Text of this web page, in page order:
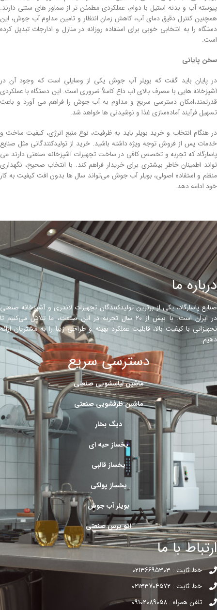
پیوسته آب و بدنه استیل با دوام، عملکردی مطمئن تر از سماور های سنتی دارند.
همچنین کنترل دقیق دمای آب، کاهش زمان انتظار و تامین مداوم آب جوش، این
دستگاه را به انتخابی خوبی برای استفاده روزانه در منازل و ادارجات تبدیل کرده
است.
سخن ‌پایانی
در پایان باید گفت که بویلر آب جوش یکی از وسایلی است که وجود آن در
آشپزخانه‌ هایی با مصرف بالای آب داغ کاملاً ضروری است. این دستگاه با عملکردی
قدرتمند،امکان دسترسی سریع و مداوم به آب جوش را فراهم می آورد و باعث
تسهیل فرآیند آماده‌سازی غذا و نوشیدنی ها خواهد شد.
در هنگام انتخاب و خرید بویلر باید به ظرفیت، نوع منبع انرژی، کیفیت ساخت و
خدمات پس از فروش توجه ویژه‌ داشته باشید. خرید از تولیدکنندگانی مثل صنایع
پاسارگاد که تجربه و تخصص کافی در ساخت تجهیزات آشپزخانه صنعتی دارند می‌
تواند اطمینان خاطر بیشتری برای خریدار فراهم کند. با انتخاب صحیح، نگهداری
منظم و استفاده اصولی، بویلر آب جوش می‌تواند سال‌ ها بدون افت کیفیت به کار
خود ادامه دهد.
درباره ما
صنایع پاسارگاد، یکی از برترین تولیدکنندگان تجهیزات لاندری و آشپزخانه صنعتی
در ایران است. با بیش از ۲۰ سال تجربه در این صنعت، ما تلاش می‌کنیم تا
تجهیزاتی با کیفیت بالا، قابلیت عملکرد بهینه و طراحی زیبا را به مشتریان ارائه
دهیم.
دسترسی سریع
ماشین لباسشویی صنعتی
ماشین ظرفشویی صنعتی
دیگ بخار
یخساز حبه ای
یخساز قالبی
یخساز پولکی
بویلر آب جوش
اتو پرس صنعتی
ارتباط با ما
خط ثابت : 02136695303
خط ثابت : 02133704572
تلفن همراه : 09102089058